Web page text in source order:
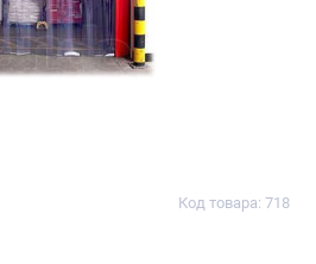
Код товара: 718